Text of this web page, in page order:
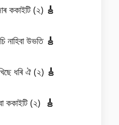
ককাইটি (২) 🎸
নাহিবা উভতি 🎸
ধৰি ঐ (২) 🎸
ককাইটি (২) 🎸